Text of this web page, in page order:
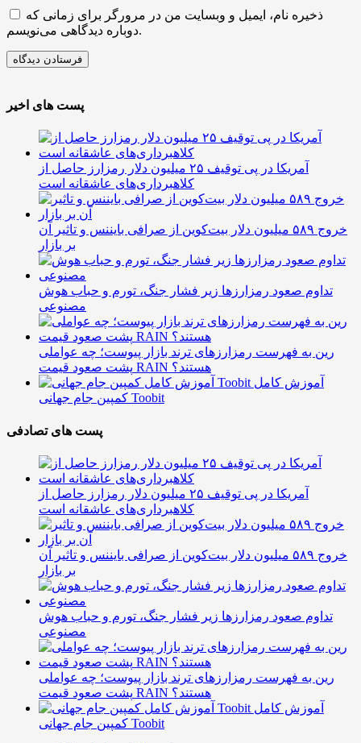
ذخیره نام، ایمیل و وبسایت من در مرورگر برای زمانی که
دوباره دیدگاهی می‌نویسم.
پست های اخیر
آمریکا در پی توقیف ۲۵ میلیون دلار رمزارز حاصل از
کلاهبرداری‌های عاشقانه است
خروج ۵۸۹ میلیون دلار بیت‌کوین از صرافی بایننس و تاثیر آن
بر بازار
تداوم صعود رمزارزها زیر فشار جنگ، تورم و حباب هوش
مصنوعی
رین به فهرست رمزارزهای ترند بازار پیوست؛ چه عواملی
پشت صعود قیمت RAIN هستند؟
آموزش کامل
کمپین جام جهانی Toobit
پست های تصادفی
آمریکا در پی توقیف ۲۵ میلیون دلار رمزارز حاصل از
کلاهبرداری‌های عاشقانه است
خروج ۵۸۹ میلیون دلار بیت‌کوین از صرافی بایننس و تاثیر آن
بر بازار
تداوم صعود رمزارزها زیر فشار جنگ، تورم و حباب هوش
مصنوعی
رین به فهرست رمزارزهای ترند بازار پیوست؛ چه عواملی
پشت صعود قیمت RAIN هستند؟
آموزش کامل
کمپین جام جهانی Toobit